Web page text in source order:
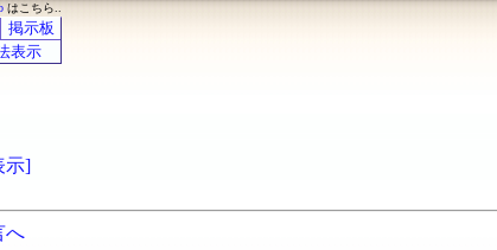
はこちら..
掲示板
表示
示]
へ